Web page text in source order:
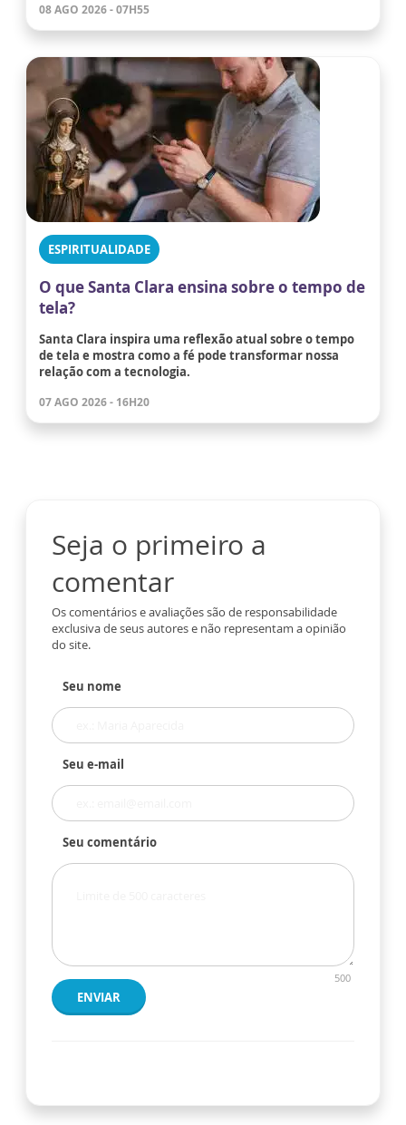
08 AGO 2026 - 07H55
ESPIRITUALIDADE
O que Santa Clara ensina sobre o tempo de
tela?
Santa Clara inspira uma reflexão atual sobre o tempo
de tela e mostra como a fé pode transformar nossa
relação com a tecnologia.
07 AGO 2026 - 16H20
Seja o primeiro a
comentar
Os comentários e avaliações são de responsabilidade
exclusiva de seus autores e não representam a opinião
do site.
Seu nome
Seu e-mail
Seu comentário
500
ENVIAR